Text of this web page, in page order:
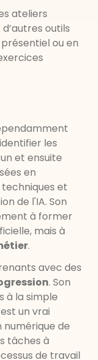
ateliers
outils
ou en
les
et ensuite
en
et
de l'IA. Son
à former
mais à
.
avec des
. Son
à la simple
un vrai
de
tâches à
de travail